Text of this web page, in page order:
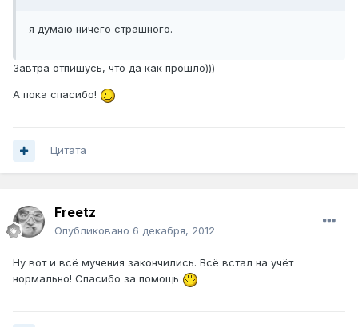
я думаю ничего страшного.
Завтра отпишусь, что да как прошло)))
А пока спасибо!
Цитата
Freetz
Опубликовано 6 декабря, 2012
Ну вот и всё мучения закончились. Всё встал на учёт
нормально! Спасибо за помощь